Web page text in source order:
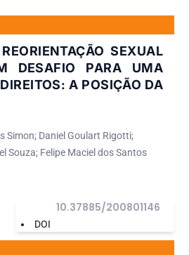
SEXUAL
DESAFIO PARA UMA
A POSIÇÃO DA
Simon; Daniel Goulart Rigotti;
Souza; Felipe Maciel dos Santos
DOI
10.37885/200801146